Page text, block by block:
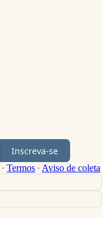
Inscreva-se
∙ Termos ∙ Aviso de coleta